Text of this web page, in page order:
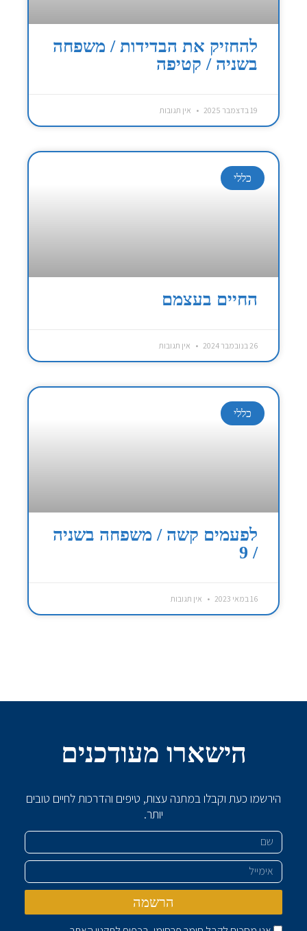
להחזיק את הבדידות / משפחה
בשניה / קטיפה
19 בדצמבר 2025 אין תגובות
כללי
החיים בעצמם
26 בנובמבר 2024 אין תגובות
כללי
לפעמים קשה / משפחה בשניה
/ 9
16 במאי 2023 אין תגובות
הישארו מעודכנים
הירשמו כעת וקבלו במתנה עצות, טיפים והדרכות לחיים טובים
יותר.
שם
אימייל
הרשמה